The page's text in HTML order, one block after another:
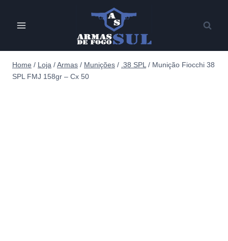
Home / Loja /Armas / Munições / .38 SPL / Munição Fiocchi 38
SPL FMJ 158gr – Cx 50